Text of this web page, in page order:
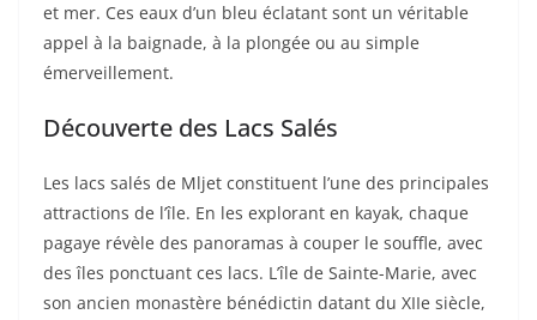
et mer. Ces eaux d’un bleu éclatant sont un véritable
appel à la baignade, à la plongée ou au simple
émerveillement.
Découverte des Lacs Salés
Les lacs salés de Mljet constituent l’une des principales
attractions de l’île. En les explorant en kayak, chaque
pagaye révèle des panoramas à couper le souffle, avec
des îles ponctuant ces lacs. L’île de Sainte-Marie, avec
son ancien monastère bénédictin datant du XIIe siècle,